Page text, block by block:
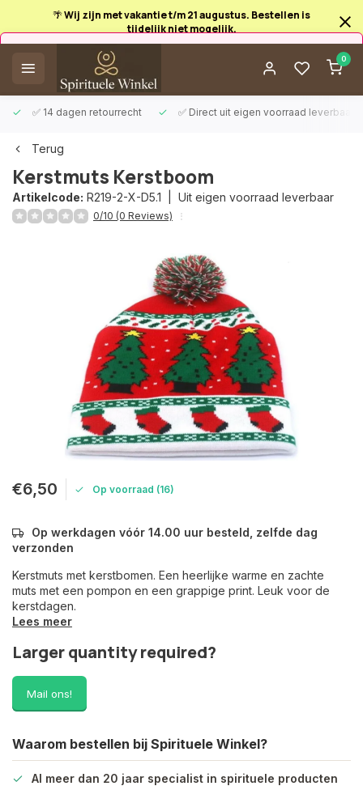
🌴 Wij zijn met vakantie t/m 21 augustus. Bestellen is
tijdelijk niet mogelijk.
0
✅ 14 dagen retourrecht ✅ Direct uit eigen voorraad leverbaar
Afrekenen is uitgeschakeld.
Terug
Kerstmuts Kerstboom
Artikelcode: R219-2-X-D5.1 | Uit eigen voorraad leverbaar
0/10 (0 Reviews)
€6,50 Op voorraad (16)
Op werkdagen vóór 14.00 uur besteld, zelfde dag
verzonden
Kerstmuts met kerstbomen. Een heerlijke warme en zachte
muts met een pompon en een grappige print. Leuk voor de
kerstdagen.
Lees meer
Larger quantity required?
Mail ons!
Waarom bestellen bij Spirituele Winkel?
Al meer dan 20 jaar specialist in spirituele producten